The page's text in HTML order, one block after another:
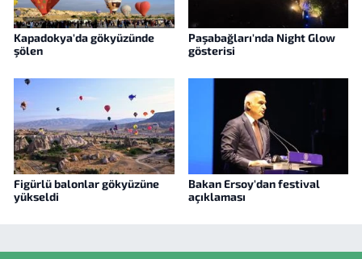
Kapadokya'da gökyüzünde
şölen
Paşabağları'nda Night Glow
gösterisi
Figürlü balonlar gökyüzüne
yükseldi
Bakan Ersoy'dan festival
açıklaması